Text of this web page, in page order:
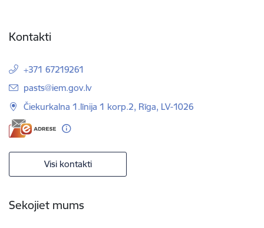
Kontakti
+371 67219261
E-pasts:
pasts@iem.gov.lv
Čiekurkalna 1.līnija 1 korp.2, Rīga, LV-1026
Visi kontakti
Sekojiet mums